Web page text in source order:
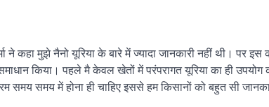
मुझे नैनो यूरिया के बारे में ज्यादा जानकारी नहीं थी। पर इस
किया। पहले मै केवल खेतों में परंपरागत यूरिया का ही
समय समय में होना ही चाहिए इससे हम किसानों को बहुत सी